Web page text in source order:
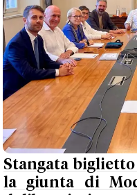
Stangata
la giunta di